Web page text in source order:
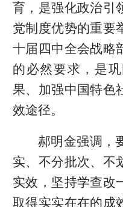
育，是强化政治引
党制度优势的重要
十届四中全会战略
的必然要求，是
果、加强中国特色
效途径。
郝明金强调，
实、不分批次、不
实效，坚持学查改
取得实实在在的成